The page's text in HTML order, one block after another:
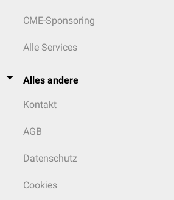
CME-Sponsoring
Alle Services
Alles andere
Kontakt
AGB
Datenschutz
Cookies